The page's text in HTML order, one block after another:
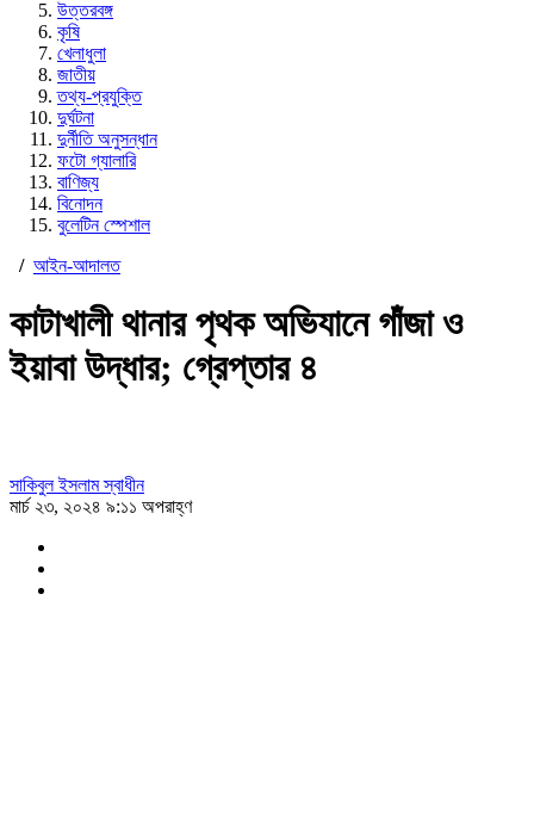
উত্তরবঙ্গ
কৃষি
খেলাধুলা
জাতীয়
তথ্য-প্রযুক্তি
দুর্ঘটনা
দুর্নীতি অনুসন্ধান
ফটো গ্যালারি
বাণিজ্য
বিনোদন
বুলেটিন স্পেশাল
/ আইন-আদালত
কাটাখালী থানার পৃথক অভিযানে গাঁজা ও
ইয়াবা উদ্ধার; গ্রেপ্তার ৪
সাকিবুল ইসলাম স্বাধীন
মার্চ ২৩, ২০২৪ ৯:১১ অপরাহ্ণ